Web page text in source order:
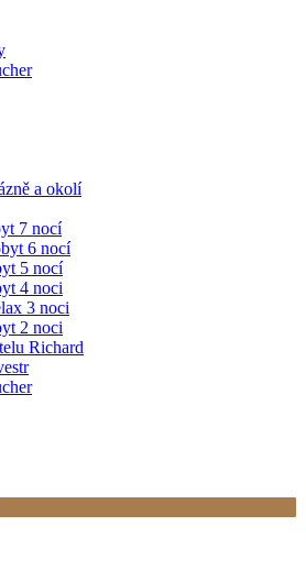
a okolí
7 nocí
6 nocí
5 nocí
4 noci
3 noci
2 noci
Richard